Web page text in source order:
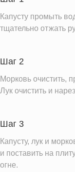
Информация для
Капусту промыть
тщательно отжать
Шаг 2
Морковь очистить,
Лук очистить и
Шаг 3
Капусту, лук и
и поставить на
огне.